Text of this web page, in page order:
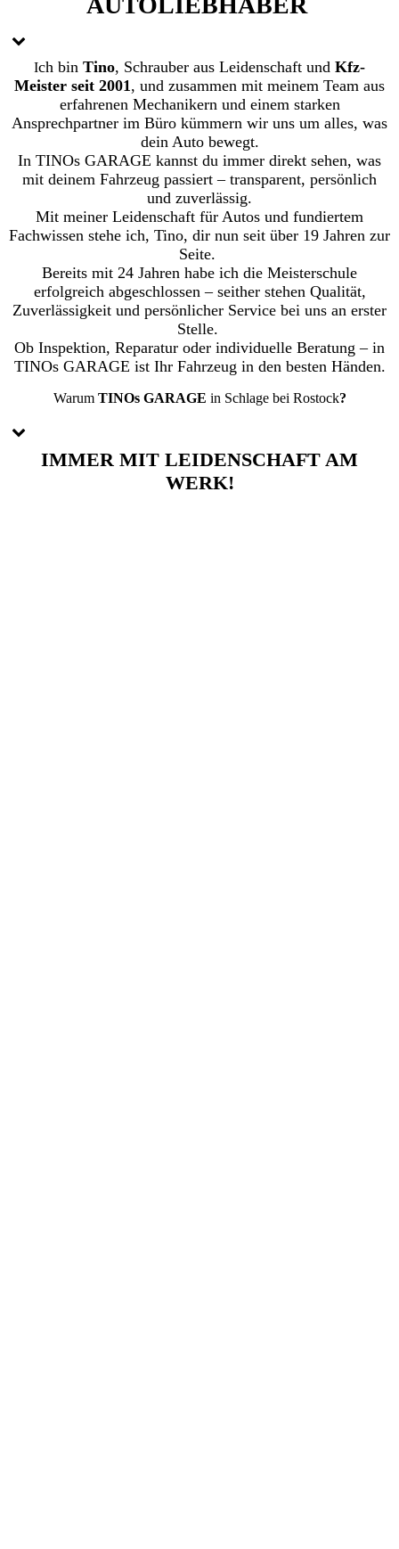
Ich bin Tino, Schrauber aus Leidenschaft und Kfz-
Meister seit 2001 , und zusammen mit meinem Team aus
erfahrenen Mechanikern und einem starken
Ansprechpartner im Büro kümmern wir uns um alles, was
dein Auto bewegt.
In TINOs GARAGE kannst du immer direkt sehen, was
mit deinem Fahrzeug passiert – transparent, persönlich
und zuverlässig.
Mit meiner Leidenschaft für Autos und fundiertem
Fachwissen stehe ich, Tino, dir nun seit über 19 Jahren zur
Seite.
Bereits mit 24 Jahren habe ich die Meisterschule
erfolgreich abgeschlossen – seither stehen Qualität,
Zuverlässigkeit und persönlicher Service bei uns an erster
Stelle.
Ob Inspektion, Reparatur oder individuelle Beratung – in
TINOs GARAGE ist Ihr Fahrzeug in den besten Händen.
Warum TINOs GARAGE in Schlage bei Rostock?
IMMER MIT LEIDENSCHAFT AM
WERK!